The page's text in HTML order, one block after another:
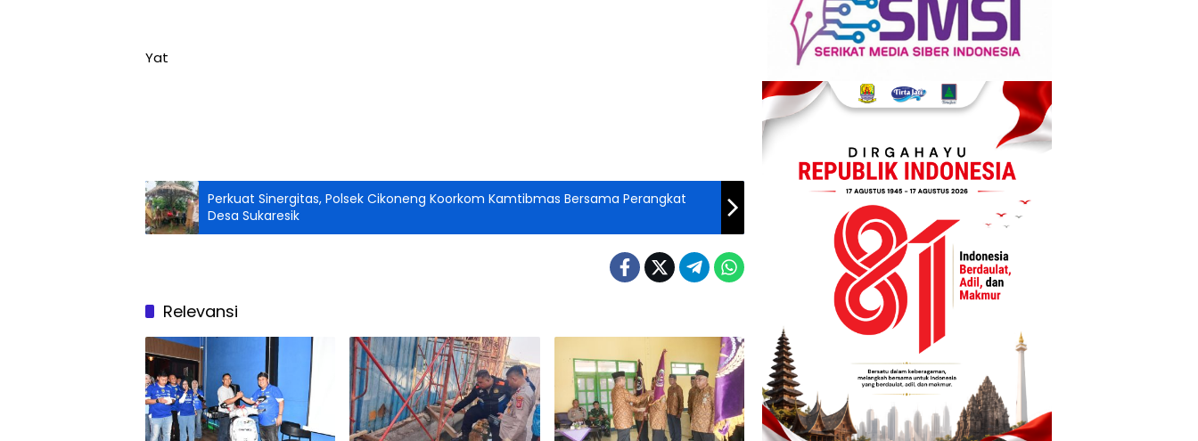
Yat
Perkuat Sinergitas, Polsek Cikoneng Koorkom Kamtibmas Bersama Perangkat
Desa Sukaresik
Relevansi